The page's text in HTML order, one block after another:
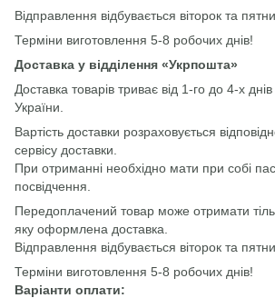
Відправлення відбувається віторок та
Терміни виготовлення 5-8 робочих днів!
Доставка у відділення «Укрпошта»
Доставка товарів триває від 1-го до 4-х
України.
Вартість доставки розраховується
сервісу доставки.
При отриманні необхідно мати при собі
посвідчення.
Передоплачений товар може отримати
яку оформлена доставка.
Відправлення відбувається віторок та
Терміни виготовлення 5-8 робочих днів!
Варіанти оплати: